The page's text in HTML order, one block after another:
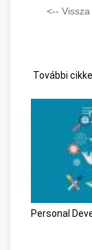
<--
További
Personal